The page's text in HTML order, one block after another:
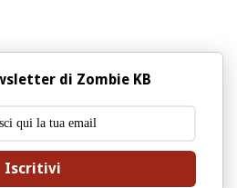
di Zombie KB
Iscritivi